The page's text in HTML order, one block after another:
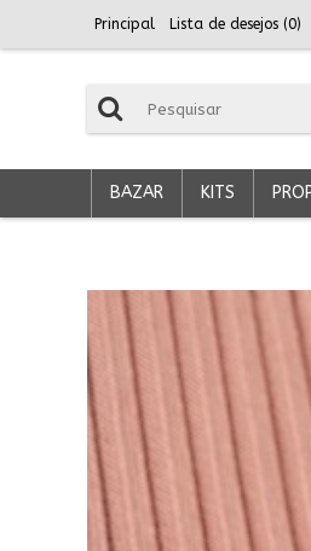
Principal Lista de desejos (0)
BAZAR KITS